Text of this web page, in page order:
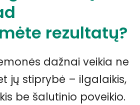
rezultatų?
dažnai veikia ne
jų stiprybė – ilgalaikis,
be šalutinio poveikio.